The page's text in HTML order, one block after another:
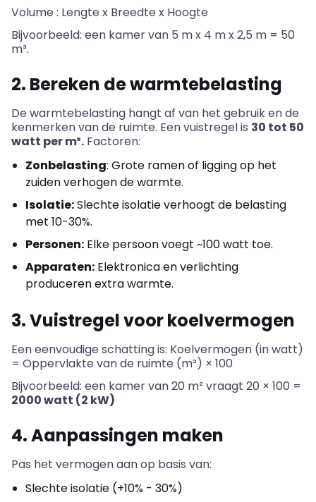
Volume : Lengte x Breedte x Hoogte
Bijvoorbeeld: een kamer van 5 m x 4 m x 2,5 m = 50
m³.
2. Bereken de warmtebelasting
De warmtebelasting hangt af van het gebruik en de
kenmerken van de ruimte. Een vuistregel is 30 tot 50
watt per m³. Factoren:
Zonbelasting: Grote ramen of ligging op het
zuiden verhogen de warmte.
Isolatie:Slechte isolatie verhoogt de belasting
met 10-30%.
Personen: Elke persoon voegt ~100 watt toe.
Apparaten: Elektronica en verlichting
produceren extra warmte.
3. Vuistregel voor koelvermogen
Een eenvoudige schatting is: Koelvermogen (in watt)
= Oppervlakte van de ruimte (m²) × 100
Bijvoorbeeld: een kamer van 20 m² vraagt 20 × 100 =
2000 watt (2 kW)
4. Aanpassingen maken
Pas het vermogen aan op basis van:
Slechte isolatie (+10% - 30%)